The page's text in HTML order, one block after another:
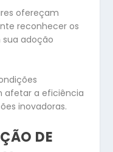
ofereçam
reconhecer os
adoção
afetar a eficiência
inovadoras.
DE